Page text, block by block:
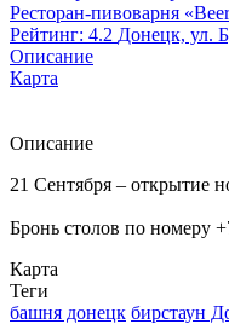
Ресторан-пивоварня
Рейтинг: 4.2 Донецк, ул.
Описание
Карта
Описание
21 Сентября – открытие
Бронь столов по номеру
Карта
Теги
башня донецк бирстаун